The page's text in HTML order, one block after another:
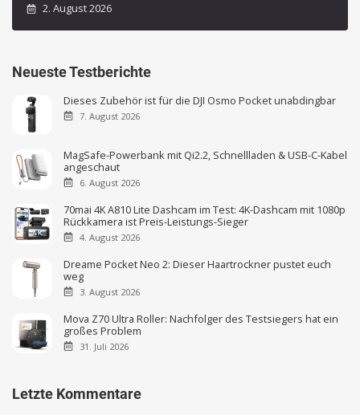
2. August 2026
Neueste Testberichte
Dieses Zubehör ist für die DJI Osmo Pocket unabdingbar
7. August 2026
MagSafe-Powerbank mit Qi2.2, Schnellladen & USB-C-Kabel
angeschaut
6. August 2026
70mai 4K A810 Lite Dashcam im Test: 4K-Dashcam mit 1080p
Rückkamera ist Preis-Leistungs-Sieger
4. August 2026
Dreame Pocket Neo 2: Dieser Haartrockner pustet euch
weg
3. August 2026
Mova Z70 Ultra Roller: Nachfolger des Testsiegers hat ein
großes Problem
31. Juli 2026
Letzte Kommentare